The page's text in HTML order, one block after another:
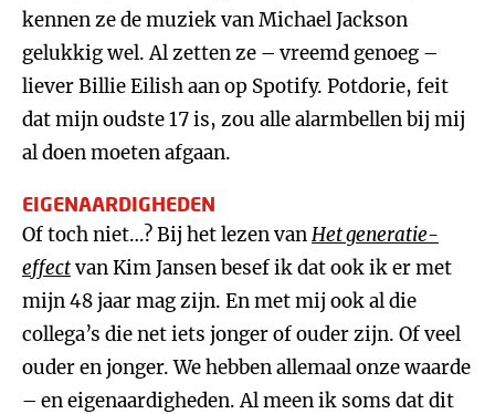
kennen ze de muziek van Michael Jackson
gelukkig wel. Al zetten ze – vreemd genoeg –
liever Billie Eilish aan op Spotify. Potdorie, feit
dat mijn oudste 17 is, zou alle alarmbellen bij mij
al doen moeten afgaan.
EIGENAARDIGHEDEN
Of toch niet…? Bij het lezen vanHet generatie-
effectvan Kim Jansen besef ik dat ook ik er met
mijn 48 jaar mag zijn. En met mij ook al die
collega’s die net iets jonger of ouder zijn. Of veel
ouder en jonger. We hebben allemaal onze waarde
– en eigenaardigheden. Al meen ik soms dat dit